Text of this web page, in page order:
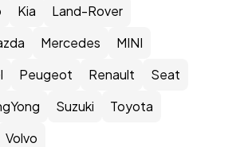
Kia
Land-Rover
Mercedes
MINI
Peugeot Renault
Seat
Suzuki
Toyota
Volvo